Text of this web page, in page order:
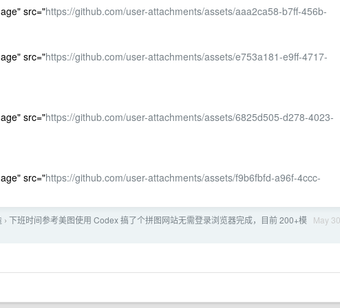
src="https://github.com/user-attachments/assets/aaa2ca58-b7ff-456b-
src="https://github.com/user-attachments/assets/e753a181-e9ff-4717-
src="https://github.com/user-attachments/assets/6825d505-d278-4023-
src="https://github.com/user-attachments/assets/f9b6fbfd-a96f-4ccc-
May 30
› 下班时间参考美图使用 Codex 搞了个拼图网站无需登录浏览器完成，目前 200+模